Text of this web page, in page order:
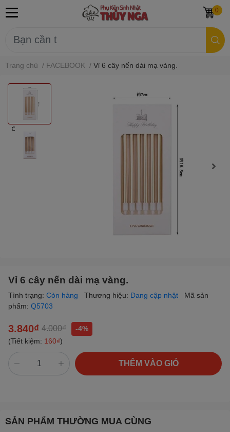
0
Trang chủ / FACEBOOK / Vỉ 6 cây nến dài mạ vàng.
Vỉ 6 cây nến dài mạ vàng.
Tình trạng: Còn hàng Thương hiệu: Đang cập nhật
Mã sản
phẩm: Q5703
3.840₫ 4.000₫
-4%
(Tiết kiệm: 160₫)
THÊM VÀO GIỎ
SẢN PHẨM THƯỜNG MUA CÙNG